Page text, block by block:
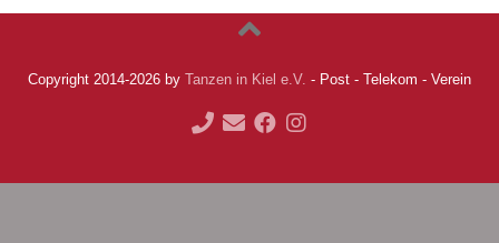
Copyright 2014-2026 by Tanzen in Kiel e.V. - Post - Telekom - Verein